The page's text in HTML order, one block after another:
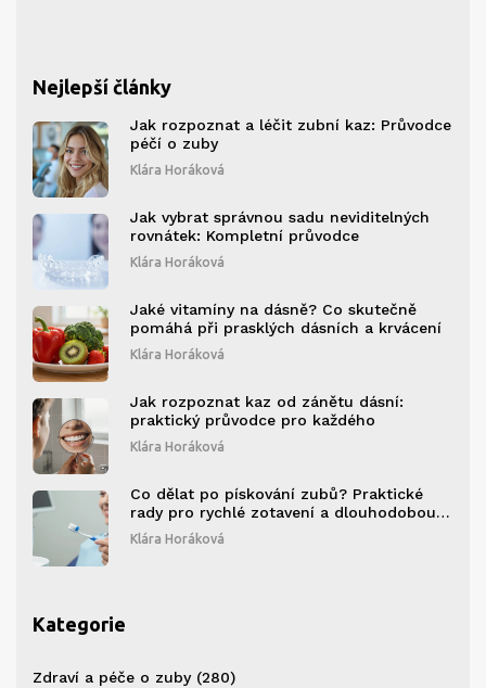
Nejlepší články
Jak rozpoznat a léčit zubní kaz: Průvodce
péčí o zuby
Klára Horáková
Jak vybrat správnou sadu neviditelných
rovnátek: Kompletní průvodce
Klára Horáková
Jaké vitamíny na dásně? Co skutečně
pomáhá při prasklých dásních a krvácení
Klára Horáková
Jak rozpoznat kaz od zánětu dásní:
praktický průvodce pro každého
Klára Horáková
Co dělat po pískování zubů? Praktické
rady pro rychlé zotavení a dlouhodobou
péči
Klára Horáková
Kategorie
Zdraví a péče o zuby (280)